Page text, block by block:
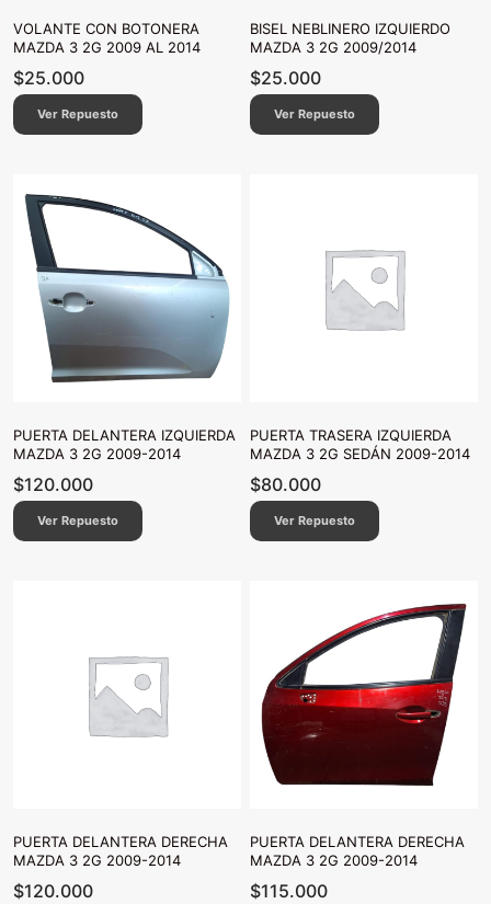
VOLANTE CON BOTONERA
MAZDA 3 2G 2009 AL 2014
$25.000
Ver Repuesto
BISEL NEBLINERO IZQUIERDO
MAZDA 3 2G 2009/2014
$25.000
Ver Repuesto
PUERTA DELANTERA IZQUIERDA
MAZDA 3 2G 2009-2014
$120.000
Ver Repuesto
PUERTA TRASERA IZQUIERDA
MAZDA 3 2G SEDÁN 2009-2014
$80.000
Ver Repuesto
PUERTA DELANTERA DERECHA
MAZDA 3 2G 2009-2014
$120.000
PUERTA DELANTERA DERECHA
MAZDA 3 2G 2009-2014
$115.000